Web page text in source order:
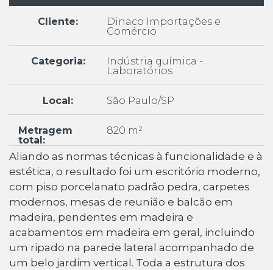
Cliente:
Dinaco Importações e
Comércio
Categoria:
Indústria química -
Laboratórios
Local: São Paulo/SP
Metragem
total:
820 m²
Aliando as normas técnicas à funcionalidade e à
estética, o resultado foi um escritório moderno,
com piso porcelanato padrão pedra, carpetes
modernos, mesas de reunião e balcão em
madeira, pendentes em madeira e
acabamentos em madeira em geral, incluindo
um ripado na parede lateral acompanhado de
um belo jardim vertical. Toda a estrutura dos